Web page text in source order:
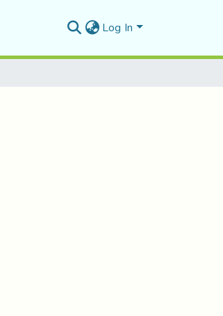
Log In